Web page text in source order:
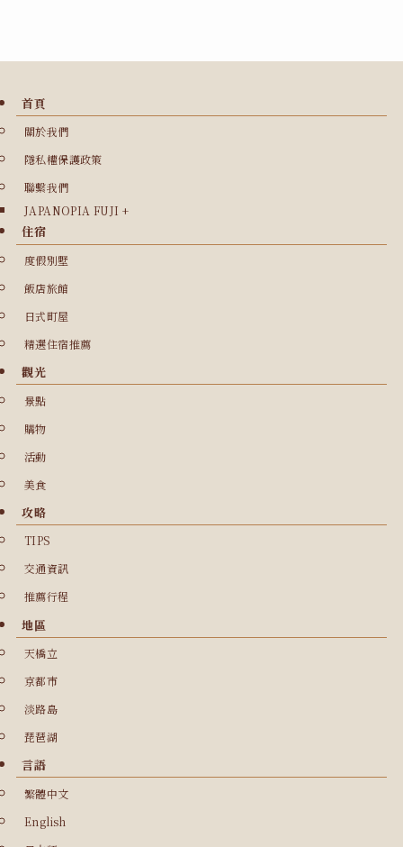
首頁
關於我們
隱私權保護政策
聯繫我們
JAPANOPIA FUJI +
住宿
度假別墅
飯店旅館
日式町屋
精選住宿推薦
觀光
景點
購物
活動
美食
攻略
TIPS
交通資訊
推薦行程
地區
天橋立
京都市
淡路島
琵琶湖
言語
繁體中文
English